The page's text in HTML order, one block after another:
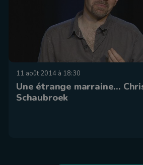
11 août 2014 à 18:30
Une étrange marraine...
Schaubroek